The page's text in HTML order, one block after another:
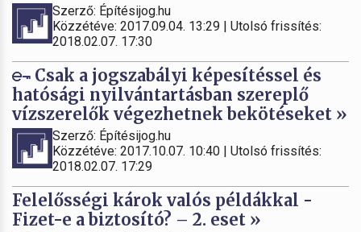
Szerző: Építésijog.hu
Közzétéve: 2017.09.04. 13:29 | Utolsó frissítés:
2018.02.07. 17:30
Csak a jogszabályi képesítéssel és
hatósági nyilvántartásban szereplő
vízszerelők végezhetnek bekötéseket »
Szerző: Építésijog.hu
Közzétéve: 2017.10.07. 10:40 | Utolsó frissítés:
2018.02.07. 17:29
Felelősségi károk valós példákkal -
Fizet-e a biztosító? – 2. eset »